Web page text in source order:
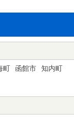
町 函館市
知内町